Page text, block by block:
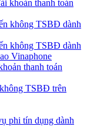
khoản thanh toán
không TSBĐ dành
không TSBĐ dành
Vinaphone
thanh toán
TSBĐ trên
phi tín dụng dành